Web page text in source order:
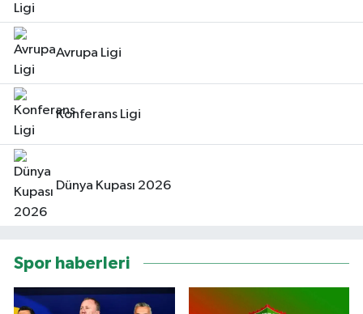
Avrupa Ligi
Konferans Ligi
Dünya Kupası 2026
Spor haberleri